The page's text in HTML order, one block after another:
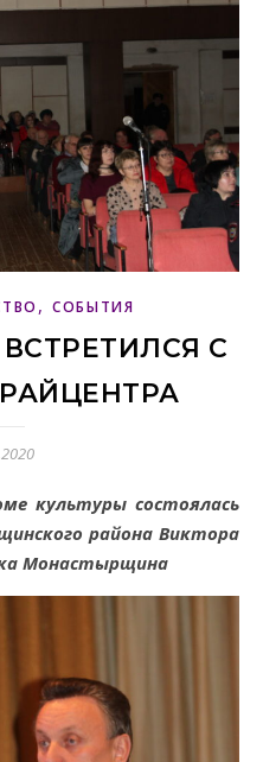
, СОБЫТИЯ
С
района Виктора
Монастырщина